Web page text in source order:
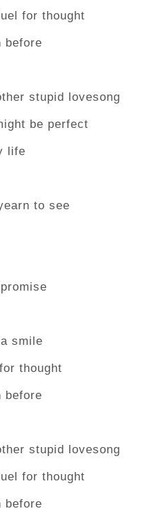
for thought
before
stupid lovesong
be perfect
life
to see
smile
thought
before
stupid lovesong
for thought
before